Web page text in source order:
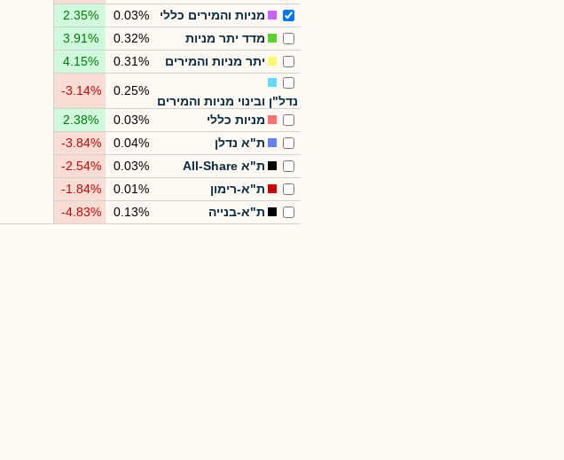
מניות והמירים כללי
0.03%
2.35%
מדד יתר מניות
0.32%
3.91%
יתר מניות והמירים
0.31%
4.15%
נדל"ן ובינוי מניות והמירים
0.25%
-3.14%
מניות כללי 0.03%
2.38%
ת"א נדלן
0.04%
-3.84%
ת"א All-Share
0.03%
-2.54%
ת"א-רימון
0.01%
-1.84%
ת"א-בנייה
0.13%
-4.83%